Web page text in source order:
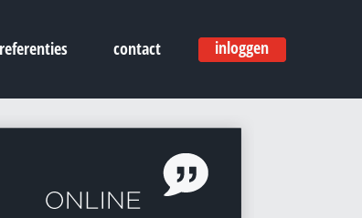
inloggen
referenties contact